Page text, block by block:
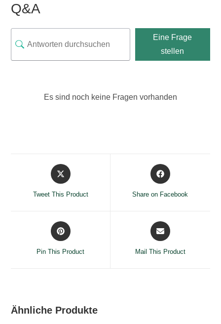
Q&A
Eine Frage
stellen
Es sind noch keine Fragen vorhanden
Opens
in
Tweet This Product
Opens
in
Share on Facebook
Opens
in
Pin This Product
Opens
in
Mail This Product
Ähnliche Produkte